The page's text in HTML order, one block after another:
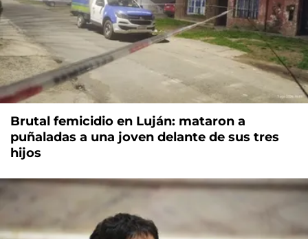
Brutal femicidio en Luján: mataron a
puñaladas a una joven delante de sus tres
hijos